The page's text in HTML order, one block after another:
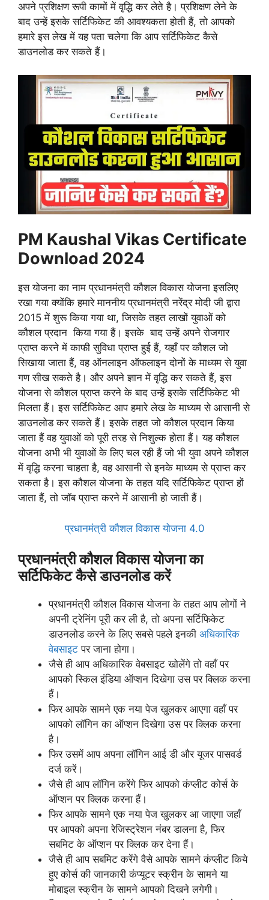
अपने प्रशिक्षण रूपी कामों में वृद्धि कर लेते है। प्रशिक्षण लेने के
बाद उन्हें इसके सर्टिफिकेट की आवश्यकता होती हैं, तो आपको
हमारे इस लेख में यह पता चलेगा कि आप सर्टिफिकेट कैसे
डाउनलोड कर सकते हैं।
PM Kaushal Vikas Certificate
Download 2024
इस योजना का नाम प्रधानमंत्री कौशल विकास योजना इसलिए
रखा गया क्योंकि हमारे माननीय प्रधानमंत्री नरेंद्र मोदी जी द्वारा
2015 में शुरू किया गया था, जिसके तहत लाखों युवाओं को
कौशल प्रदान किया गया हैं। इसके बाद उन्हें अपने रोजगार
प्राप्त करने में काफी सुविधा प्राप्त हुई हैं, यहाँ पर कौशल जो
सिखाया जाता हैं, वह ऑनलाइन ऑफलाइन दोनों के माध्यम से युवा
गण सीख सकते है। और अपने ज्ञान में वृद्धि कर सकते हैं, इस
योजना से कौशल प्राप्त करने के बाद उन्हें इसके सर्टिफिकेट भी
मिलता हैं। इस सर्टिफिकेट आप हमारे लेख के माध्यम से आसानी से
डाउनलोड कर सकते हैं। इसके तहत जो कौशल प्रदान किया
जाता हैं वह युवाओं को पूरी तरह से निशुल्क होता हैं। यह कौशल
योजना अभी भी युवाओं के लिए चल रही हैं जो भी युवा अपने कौशल
में वृद्धि करना चाहता है, वह आसानी से इनके माध्यम से प्राप्त कर
सकता है। इस कौशल योजना के तहत यदि सर्टिफिकेट प्राप्त हों
जाता हैं, तो जॉब प्राप्त करने में आसानी हो जाती हैं।
प्रधानमंत्री कौशल विकास योजना 4.0
प्रधानमंत्री कौशल विकास योजना का
सर्टिफिकेट कैसे डाउनलोड करें
प्रधानमंत्री कौशल विकास योजना के तहत आप लोगों ने
अपनी ट्रेनिंग पूरी कर ली है, तो अपना सर्टिफिकेट
डाउनलोड करने के लिए सबसे पहले इनकी अधिकारिक
वेबसाइट पर जाना होगा।
जैसे ही आप अधिकारिक वेबसाइट खोलेंगे तो वहाँ पर
आपको स्किल इंडिया ऑप्शन दिखेगा उस पर क्लिक करना
हैं।
फिर आपके सामने एक नया पेज खुलकर आएगा वहाँ पर
आपको लॉगिन का ऑप्शन दिखेगा उस पर क्लिक करना
है।
फिर उसमें आप अपना लॉगिन आई डी और यूजर पासवर्ड
दर्ज करें।
जैसे ही आप लॉगिन करेंगे फिर आपको कंप्लीट कोर्स के
ऑप्शन पर क्लिक करना हैं।
फिर आपके सामने एक नया पेज खुलकर आ जाएगा जहाँ
पर आपको अपना रेजिस्ट्रेशन नंबर डालना है, फिर
सबमिट के ऑप्शन पर क्लिक कर देना हैं।
जैसे ही आप सबमिट करेंगे वैसे आपके सामने कंप्लीट किये
हुए कोर्स की जानकारी कंप्यूटर स्क्रीन के सामने या
मोबाइल स्क्रीन के सामने आपको दिखने लगेगी।